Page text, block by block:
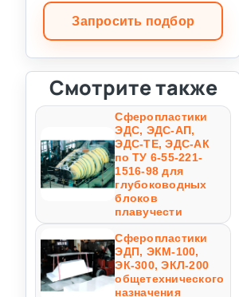
Запросить подбор
Смотрите также
Сферопластики
ЭДС, ЭДС-АП,
ЭДС-ТЕ, ЭДС-АК
по ТУ 6-55-221-
1516-98 для
глубоководных
блоков
плавучести
Сферопластики
ЭДП, ЭКМ-100,
ЭК-300, ЭКЛ-200
общетехнического
назначения